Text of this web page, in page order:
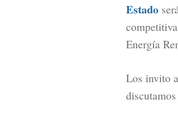
Estado
Energía
Los invito